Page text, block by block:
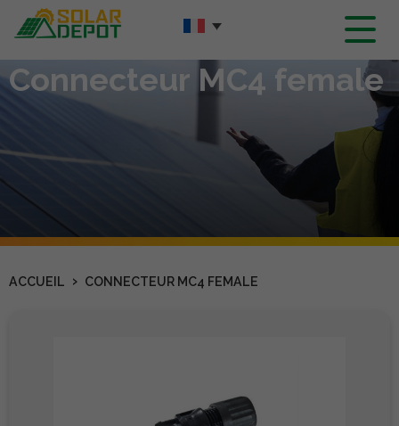
Contenu
principal
Connecteur MC4 female
ACCUEIL › CONNECTEUR MC4 FEMALE